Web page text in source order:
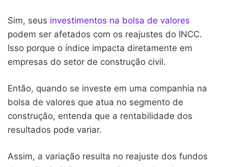
Sim, seus investimentos na bolsa de valores
podem ser afetados com os reajustes do INCC.
Isso porque o índice impacta diretamente em
empresas do setor de construção civil.
Então, quando se investe em uma companhia na
bolsa de valores que atua no segmento de
construção, entenda que a rentabilidade dos
resultados pode variar.
Assim, a variação resulta no reajuste dos fundos